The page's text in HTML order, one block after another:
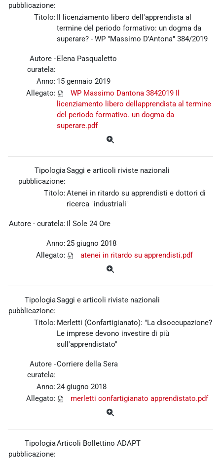
pubblicazione:
Titolo: Il licenziamento libero dell'apprendista al
termine del periodo formativo: un dogma da
superare? - WP "Massimo D'Antona" 384/2019
Autore -
curatela:
Elena Pasqualetto
Anno: 15 gennaio 2019
Allegato:
WP Massimo Dantona 3842019 Il
licenziamento libero dellapprendista al termine
del periodo formativo. un dogma da
superare.pdf
Tipologia
pubblicazione:
Saggi e articoli riviste nazionali
Titolo:Atenei in ritardo su apprendisti e dottori di
ricerca "industriali"
Autore - curatela: Il Sole 24 Ore
Anno:25 giugno 2018
Allegato:
atenei in ritardo su apprendisti.pdf
Tipologia
pubblicazione:
Saggi e articoli riviste nazionali
Titolo: Merletti (Confartigianato): "La disoccupazione?
Le imprese devono investire di più
sull'apprendistato"
Autore -
curatela:
Corriere della Sera
Anno:24 giugno 2018
Allegato:
merletti confartigianato apprendistato.pdf
Tipologia
pubblicazione:
Articoli Bollettino ADAPT